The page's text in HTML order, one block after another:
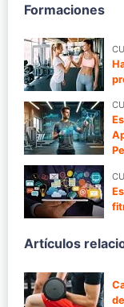
Formaciones
Artículos